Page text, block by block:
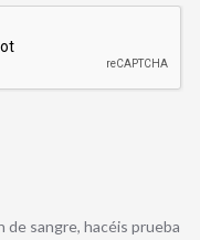
de sangre, hacéis prueba